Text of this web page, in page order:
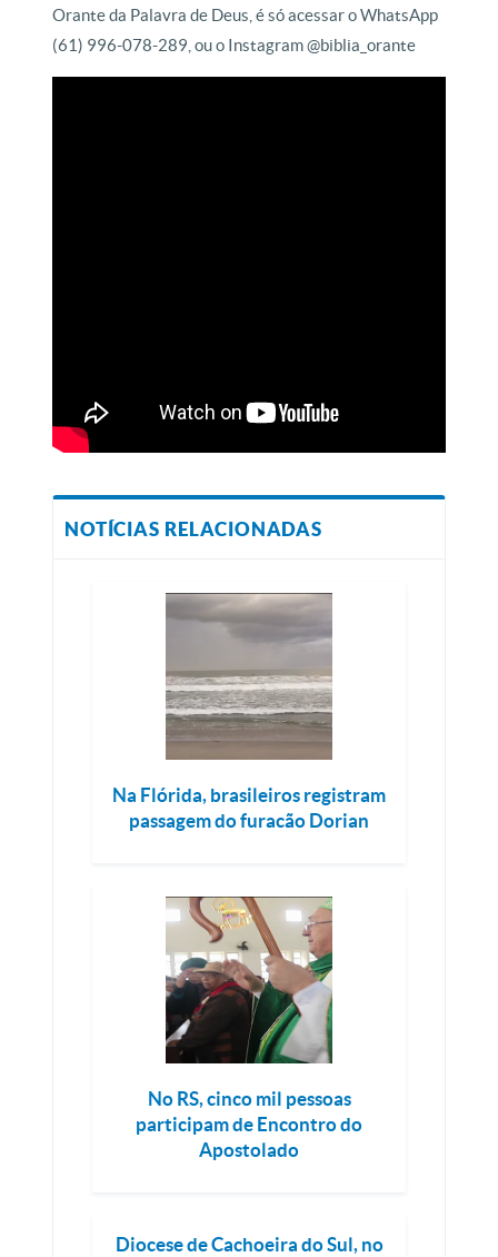
Orante da Palavra de Deus, é só acessar o WhatsApp
(61) 996-078-289, ou o Instagram @biblia_orante
NOTÍCIAS RELACIONADAS
Na Flórida, brasileiros registram
passagem do furacão Dorian
No RS, cinco mil pessoas
participam de Encontro do
Apostolado
Diocese de Cachoeira do Sul, no